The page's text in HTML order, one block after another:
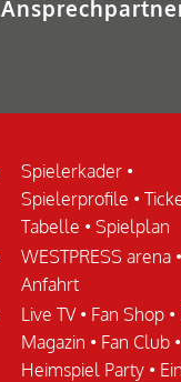
Spielerkader •
Spielerprofile •
Tabelle • Spielplan
WESTPRESS arena •
Anfahrt
Live TV• Fan Shop •
Magazin • Fan Club •
Heimspiel Party •